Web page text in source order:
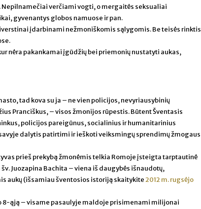
verčiami vogti, o mergaitės seksualiai
gyvenantys globos namuose ir pan.
įdarbinami nežmoniškomis sąlygomis. Be teisės rinktis
nėra pakankamai įgūdžių bei priemonių nustatyti aukas,
tad kova su ja – ne vien policijos, nevyriausybinių
Pranciškus, – visos žmonijos rūpestis. Būtent Šventasis
policijos pareigūnus, socialinius ir humanitarinius
dalytis patirtimi ir ieškoti veiksmingų sprendimų žmogaus
prieš prekybą žmonėmis telkia Romoje įsteigta tarptautinė
Juozapina Bachita – viena iš daugybės išnaudotų,
aukų (išsamiau šventosios istoriją skaitykite2012 m. rugsėjo
8-ąją – visame pasaulyje maldoje prisimenami milijonai